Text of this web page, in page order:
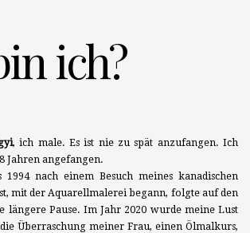
ich?
, ich male. Es ist nie zu spät anzufangen. Ich
Jahren angefangen.
nach einem Besuch meines kanadischen
mit der Aquarellmalerei begann, folgte auf den
längere Pause. Im Jahr 2020 wurde meine Lust
Überraschung meiner Frau, einen Ölmalkurs,